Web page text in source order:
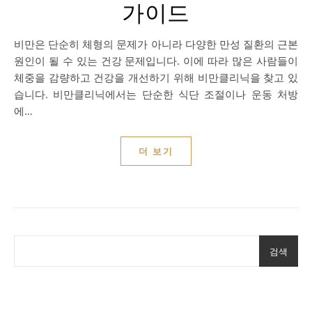
가이드
비만은 단순히 체형의 문제가 아니라 다양한 만성 질환의 근본
원인이 될 수 있는 건강 문제입니다. 이에 따라 많은 사람들이
체중을 감량하고 건강을 개선하기 위해 비만클리닉을 찾고 있
습니다. 비만클리닉에서는 단순한 식단 조절이나 운동 처방
에…
더 보기
검색